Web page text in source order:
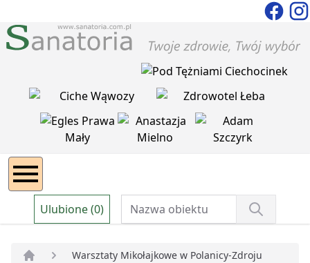
Ulubione (0)
Warsztaty Mikołajkowe w Polanicy-Zdroju